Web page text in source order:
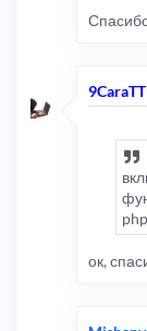
9CaraTT
ок,